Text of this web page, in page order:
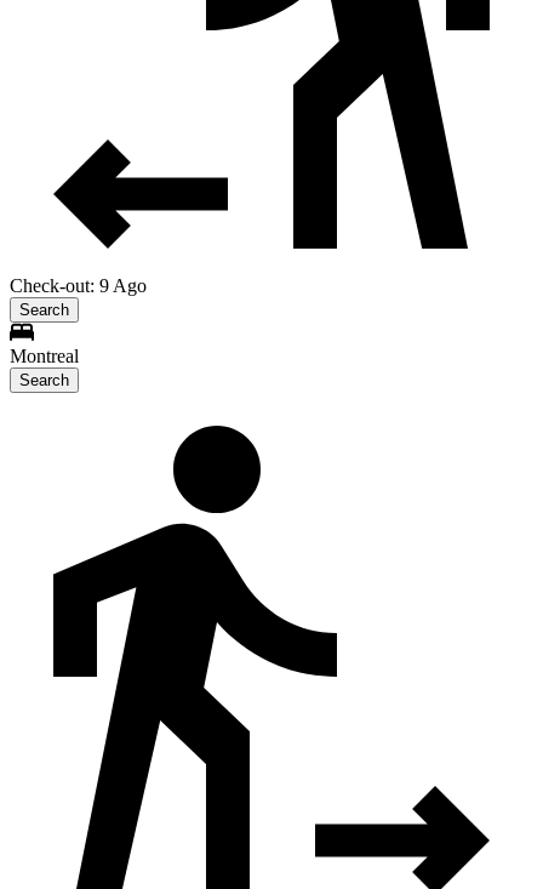
Check-out: 9 Ago
Search
Montreal
Search